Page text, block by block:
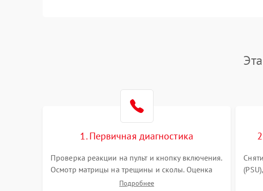
Программное обеспечение
Корпус и механика
Сеть и подключения
1. Первичная диагностика
Проверка реакции на пульт и кнопку включения.
Осмотр матрицы на трещины и сколы. Оценка
звука, наличия подсветки и индикаторов
Подробнее
Con